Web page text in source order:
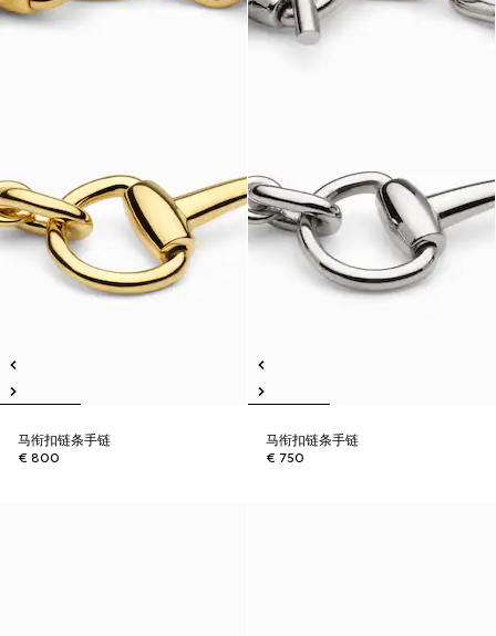
马衔扣链条手链
€ 800
马衔扣链条手链
€ 750